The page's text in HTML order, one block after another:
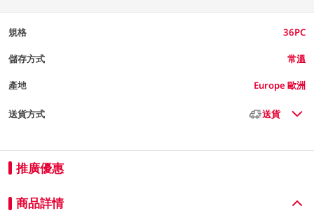
規格 36PC
儲存方式 常溫
產地 Europe 歐洲
送貨方式 送貨
推廣優惠
商品詳情